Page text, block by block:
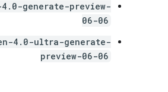
4.0-generate-preview-
06-06
4.0-ultra-generate-
preview-06-06